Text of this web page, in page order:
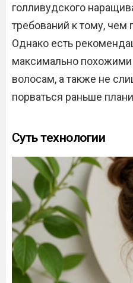
голливудского
требований к тому, чем
Однако есть
максимально
волосам, а также не
порваться раньше
Суть технологии